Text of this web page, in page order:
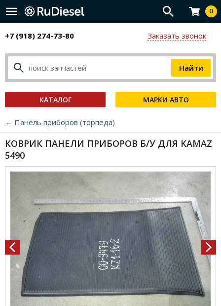
0
+7 (918) 274-73-80 Заказать звонок
КАТАЛОГ МАРКИ АВТО
← Панель приборов (торпеда)
КОВРИК ПАНЕЛИ ПРИБОРОВ Б/У ДЛЯ KAMAZ
5490